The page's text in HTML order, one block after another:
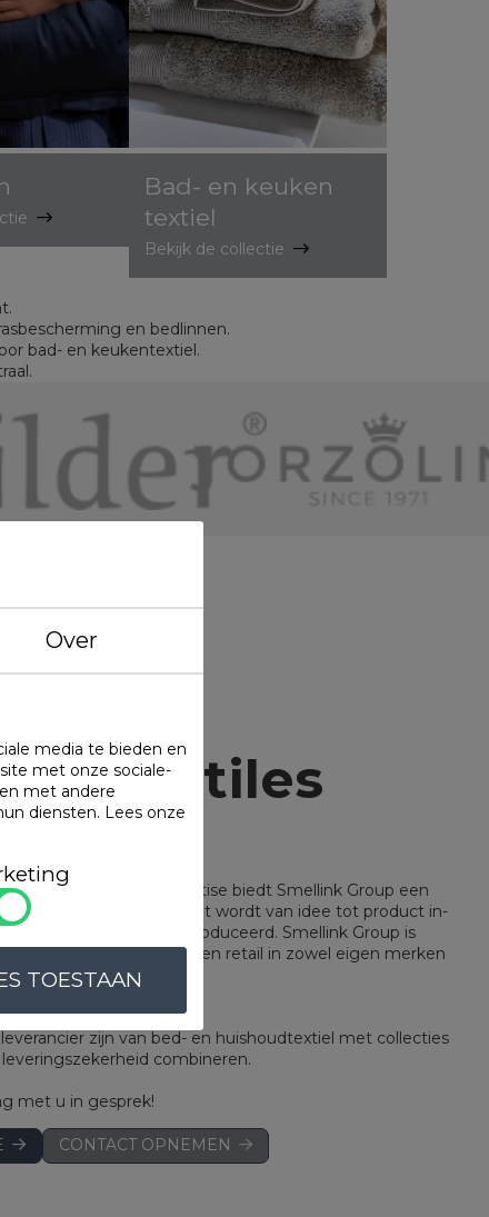
Bad- en keuken
textiel
Bekijk de collectie
en bedlinnen.
bad- en keukentextiel.
in textiles
een uitgebreide expertise biedt Smellink Group een
Ons assortiment wordt van idee tot product in-
en wereldwijd geproduceerd. Smellink Group is
voor hotel/leisure en retail in zowel eigen merken
zijn van bed- en huishoudtextiel met collecties
combineren.
met u in gesprek!
CONTACT OPNEMEN
Over
media te bieden en
met onze sociale-
met andere
diensten. Lees onze
TOESTAAN